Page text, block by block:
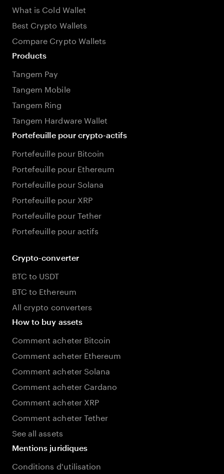
What is Cold Wallet
Best Crypto Wallets
Compare Crypto Wallets
Products
Tangem Pay
Tangem Mobile
Tangem Ring
Tangem Hardware Wallet
Portefeuille pour crypto-actifs
Portefeuille pour Bitcoin
Portefeuille pour Ethereum
Portefeuille pour Solana
Portefeuille pour XRP
Portefeuille pour Tether
Portefeuille pour actifs
Crypto-converter
BTC to USDT
BTC to Ethereum
All crypto converters
How to buy assets
Comment acheter Bitcoin
Comment acheter Ethereum
Comment acheter Solana
Comment acheter Cardano
Comment acheter XRP
Comment acheter Tether
See all assets
Mentions juridiques
Conditions d'utilisation